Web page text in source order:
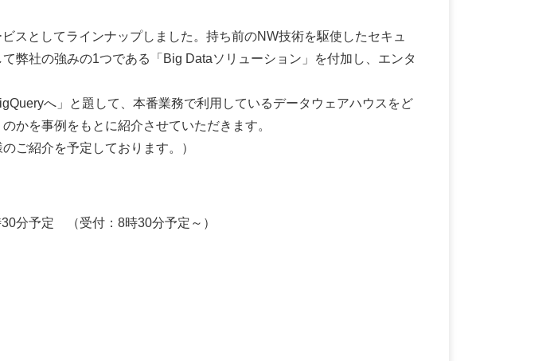
スとしてラインナップしました。持ち前のNW技術を駆使したセキュ
弊社の強みの1つである「Big Dataソリューション」を付加し、エンタ
へ」と題して、本番業務で利用しているデータウェアハウスをど
かを事例をもとに紹介させていただきます。
ご紹介を予定しております。）
分予定 （受付：8時30分予定～）